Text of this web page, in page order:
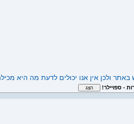
- ספויילר!